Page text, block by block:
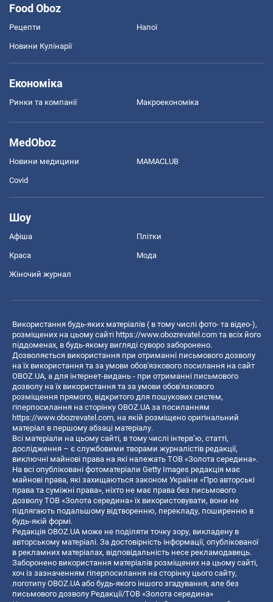
Food Oboz
Рецепти Напої
Новини Кулінарії
Економіка
Ринки та компанії Макроекономіка
MedOboz
Новини медицини MAMACLUB
Covid
Шоу
Афіша Плітки
Краса Мода
Жіночий журнал
Використання будь-яких матеріалів ( в тому числі фото- та відео-),
розміщених на цьому сайті https://www.obozrevatel.com та всіх його
піддоменах, в будь-якому вигляді суворо заборонено.
Дозволяється використання при отриманні письмового дозволу
на їх використання та за умови обов'язкового посилання на сайт
OBOZ.UA, а для інтернет-видань - при отриманні письмового
дозволу на їх використання та за умови обов'язкового
розміщення прямого, відкритого для пошукових систем,
гіперпосилання на сторінку OBOZ.UA за посиланням
https://www.obozrevatel.com, на якій розміщено оригінальний
матеріал в першому абзаці матеріалу.
Всі матеріали на цьому сайті, в тому числі інтерв’ю, статті,
дослідження – є службовими творами журналістів редакції,
виключні майнові права на які належать ТОВ «Золота середина».
На всі опубліковані фотоматеріали Getty Images редакція має
майнові права, які захищаються законом України «Про авторські
права та суміжні права», ніхто не має права без письмового
дозволу ТОВ «Золота середина» їх використовувати, вони не
підлягають подальшому відтворенню, перекладу, поширенню в
будь-якій формі.
Редакція OBOZ.UA може не поділяти точку зору, викладену в
авторському матеріалі. За достовірність інформації, опублікованої
в рекламних матеріалах, відповідальність несе рекламодавець.
Заборонено використання матеріалів розміщених на цьому сайті,
хоч із зазначенням гіперпосилання на сторінку цього сайту,
логотипу OBOZ.UA або будь-якого іншого згадування, але без
письмового дозволу Редакції/ТОВ «Золота середина»